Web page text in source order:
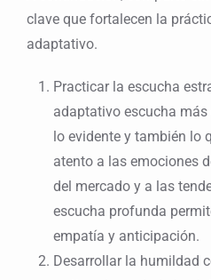
clave que fortalecen la
adaptativo.
Practicar la escucha
adaptativo escucha
lo evidente y también lo
atento a las emociones
del mercado y a las
escucha profunda
empatía y anticipación.
Desarrollar la humildad